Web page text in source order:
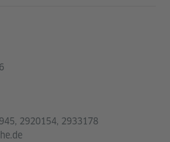
2920154, 2933178